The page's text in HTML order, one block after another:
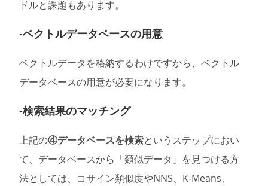
ドルと課題もあります。
-ベクトルデータベースの用意
ベクトルデータを格納するわけですから、ベクトル
データベースの用意が必要になります。
-検索結果のマッチング
上記の④データベースを検索というステップにおい
て、データベースから「類似データ」を見つける方
法としては、コサイン類似度やNNS、K-Means、